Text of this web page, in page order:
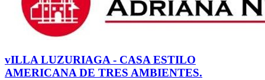
vILLA LUZURIAGA - CASA ESTILO
AMERICANA DE TRES AMBIENTES.